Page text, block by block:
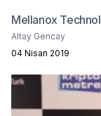
Mellanox
Altay Gencay
04 Nisan 2019